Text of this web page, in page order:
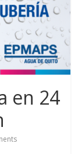
en 24